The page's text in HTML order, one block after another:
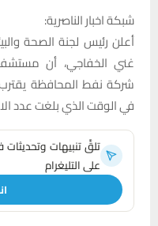
شبكة اخبار الناصرية:
أعلن رئيس لجنة الصحة
غني الخفاجي، أن
في الوقت الذي بلغت عدد الاصابات
تلقَّ تنبيهات وتحديثات
على التليغرام